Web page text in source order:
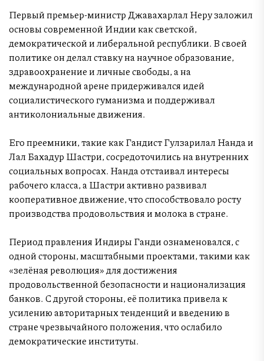
Первый премьер-министр Джавахарлал Неру заложил
основы современной Индии как светской,
демократической и либеральной республики. В своей
политике он делал ставку на научное образование,
здравоохранение и личные свободы, а на
международной арене придерживался идей
социалистического гуманизма и поддерживал
антиколониальные движения.
Его преемники, такие как Гандист Гулзарилал Нанда и
Лал Бахадур Шастри, сосредоточились на внутренних
социальных вопросах. Нанда отстаивал интересы
рабочего класса, а Шастри активно развивал
кооперативное движение, что способствовало росту
производства продовольствия и молока в стране.
Период правления Индиры Ганди ознаменовался, с
одной стороны, масштабными проектами, такими как
«зелёная революция» для достижения
продовольственной безопасности и национализация
банков. С другой стороны, её политика привела к
усилению авторитарных тенденций и введению в
стране чрезвычайного положения, что ослабило
демократические институты.